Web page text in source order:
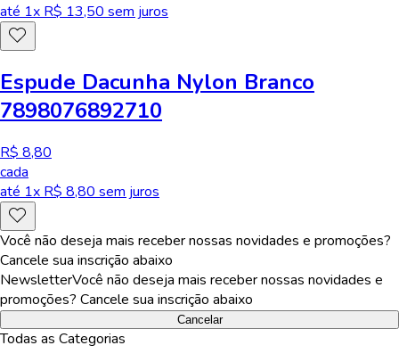
até 1x R$ 13,50 sem juros
Espude Dacunha Nylon Branco
7898076892710
R$ 8,80
cada
até 1x R$ 8,80 sem juros
Você não deseja mais receber nossas novidades e promoções?
Cancele sua inscrição abaixo
NewsletterVocê não deseja mais receber nossas novidades e
promoções? Cancele sua inscrição abaixo
Cancelar
Todas as Categorias